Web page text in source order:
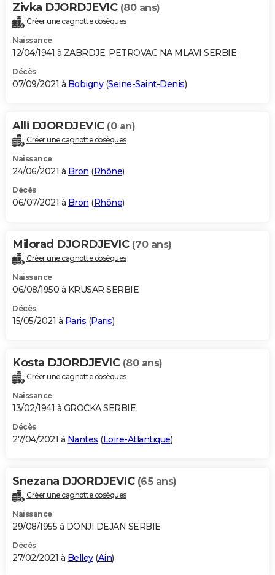
Zivka DJORDJEVIC (80 ans)
Créer une cagnotte obsèques
Naissance
12/04/1941 à ZABRDJE, PETROVAC NA MLAVI SERBIE
Décès
07/09/2021 à Bobigny(Seine-Saint-Denis)
Alli DJORDJEVIC (0 an)
Créer une cagnotte obsèques
Naissance
24/06/2021 à Bron (Rhône)
Décès
06/07/2021 à Bron (Rhône)
Milorad DJORDJEVIC (70 ans)
Créer une cagnotte obsèques
Naissance
06/08/1950 à KRUSAR SERBIE
Décès
15/05/2021 à Paris (Paris)
Kosta DJORDJEVIC (80 ans)
Créer une cagnotte obsèques
Naissance
13/02/1941 à GROCKA SERBIE
Décès
27/04/2021 à Nantes (Loire-Atlantique)
Snezana DJORDJEVIC (65 ans)
Créer une cagnotte obsèques
Naissance
29/08/1955 à DONJI DEJAN SERBIE
Décès
27/02/2021 à Belley(Ain)